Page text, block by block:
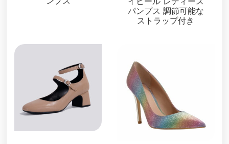
パンプス 調節可能な
ストラップ付き